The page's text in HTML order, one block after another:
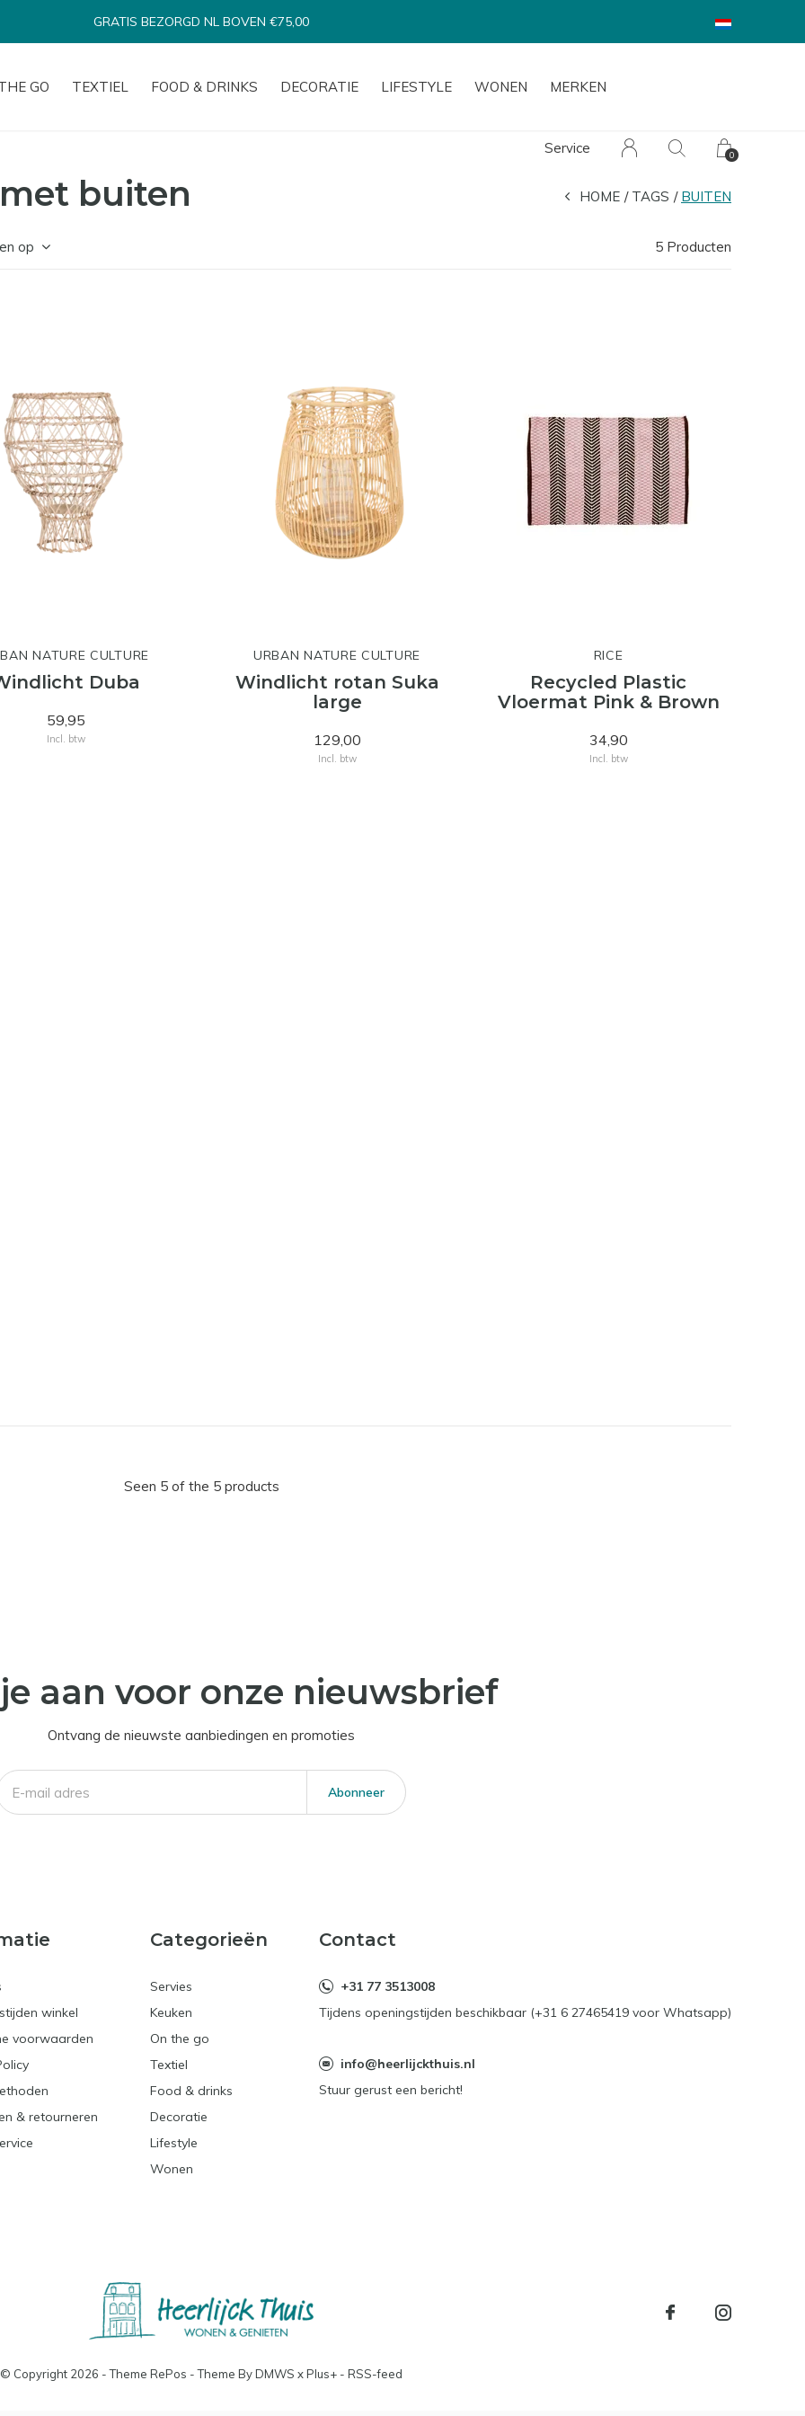
GO TEXTIEL FOOD & DRINKS DECORATIE LIFESTYLE WONEN MERKEN
Service 0
BINNEN 1-3 WERKDAGEN VERSTUURD*
buiten HOME TAGS BUITEN
op 5 Producten
NATURE CULTURE
Duba
59,95
Incl. btw
URBAN NATURE CULTURE
Windlicht rotan Suka
large
129,00
Incl. btw
RICE
Recycled Plastic
Vloermat Pink & Brown
34,90
Incl. btw
Seen 5 of the 5 products
aan voor onze nieuwsbrief
Ontvang de nieuwste aanbiedingen en promoties
Abonneer
winkel
voorwaarden
& retourneren
Categorieën
Servies
Keuken
On the go
Textiel
Food & drinks
Decoratie
Lifestyle
Wonen
Contact
+31 77 3513008
Tijdens openingstijden beschikbaar (+31 6 27465419 voor Whatsapp)
info@heerlijckthuis.nl
Stuur gerust een bericht!
© Copyright 2026 - Theme RePos - Theme ByDMWS xPlus+ - RSS-feed